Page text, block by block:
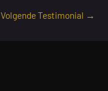
Volgende Testimonial →